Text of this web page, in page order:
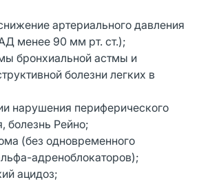
артериального давления
менее 90 мм рт. ст.);
бронхиальной астмы и
болезни легких в
нарушения периферического
болезнь Рейно;
(без одновременного
адреноблокаторов);
ацидоз;